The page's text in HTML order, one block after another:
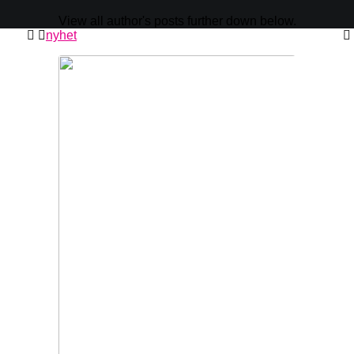
View all author's posts further down below.
nyhet